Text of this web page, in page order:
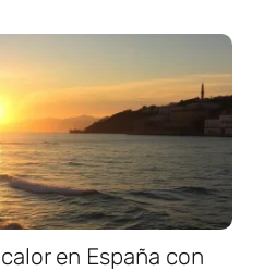
en España con